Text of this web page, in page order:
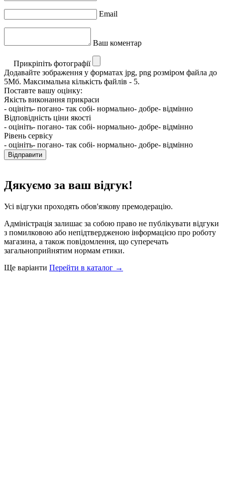
Email
Ваш коментар
Прикріпіть фотографії
Додавайте зображення у форматах jpg, png розміром файла до
5Мб. Максимальна кількість файлів - 5.
Поставте вашу оцінку:
Якість виконання прикраси
- оцініть- погано- так собі- нормально- добре- відмінно
Відповідність ціни якості
- оцініть- погано- так собі- нормально- добре- відмінно
Рівень сервісу
- оцініть- погано- так собі- нормально- добре- відмінно
Відправити
Дякуємо за ваш відгук!
Усі відгуки проходять обов'язкову премодерацію.
Адміністрація залишає за собою право не публікувати відгуки
з помилковою або непідтвердженою інформацією про роботу
магазина, а також повідомлення, що суперечать
загальноприйнятим нормам етики.
Ще варіанти Перейти в каталог →